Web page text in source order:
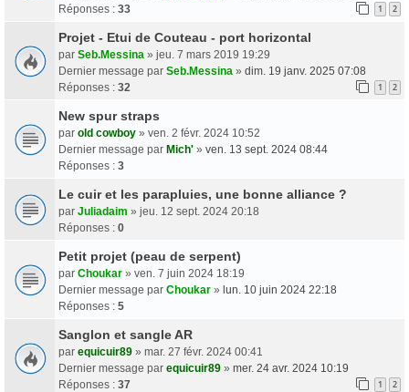
Réponses : 33 1 2
Projet - Etui de Couteau - port horizontal
par Seb.Messina » jeu. 7 mars 2019 19:29
Dernier message par Seb.Messina » dim. 19 janv. 2025 07:08
Réponses : 32 1 2
New spur straps
par old cowboy » ven. 2 févr. 2024 10:52
Dernier message par Mich' » ven. 13 sept. 2024 08:44
Réponses : 3
Le cuir et les parapluies, une bonne alliance ?
par Juliadaim » jeu. 12 sept. 2024 20:18
Réponses : 0
Petit projet (peau de serpent)
par Choukar » ven. 7 juin 2024 18:19
Dernier message par Choukar » lun. 10 juin 2024 22:18
Réponses : 5
Sanglon et sangle AR
par equicuir89 » mar. 27 févr. 2024 00:41
Dernier message par equicuir89 » mer. 24 avr. 2024 10:19
Réponses : 37 1 2